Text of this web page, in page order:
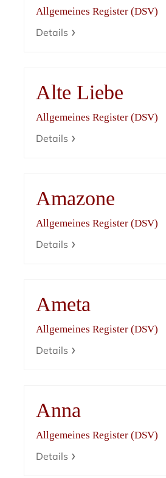
Allgemeines Register (DSV)
Details
Alte Liebe
Allgemeines Register (DSV)
Details
Amazone
Allgemeines Register (DSV)
Details
Ameta
Allgemeines Register (DSV)
Details
Anna
Allgemeines Register (DSV)
Details